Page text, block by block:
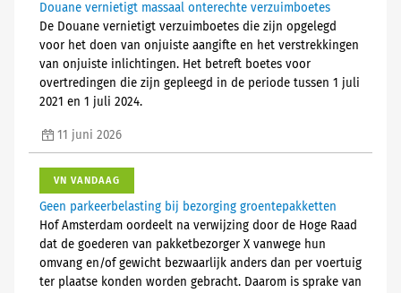
Douane vernietigt massaal onterechte verzuimboetes
De Douane vernietigt verzuimboetes die zijn opgelegd
voor het doen van onjuiste aangifte en het verstrekkingen
van onjuiste inlichtingen. Het betreft boetes voor
overtredingen die zijn gepleegd in de periode tussen 1 juli
2021 en 1 juli 2024.
11 juni 2026
VN VANDAAG
Geen parkeerbelasting bij bezorging groentepakketten
Hof Amsterdam oordeelt na verwijzing door de Hoge Raad
dat de goederen van pakketbezorger X vanwege hun
omvang en/of gewicht bezwaarlijk anders dan per voertuig
ter plaatse konden worden gebracht. Daarom is sprake van